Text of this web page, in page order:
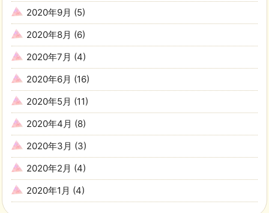
2020年9月 (5)
2020年8月 (6)
2020年7月 (4)
2020年6月 (16)
2020年5月 (11)
2020年4月 (8)
2020年3月 (3)
2020年2月 (4)
2020年1月 (4)